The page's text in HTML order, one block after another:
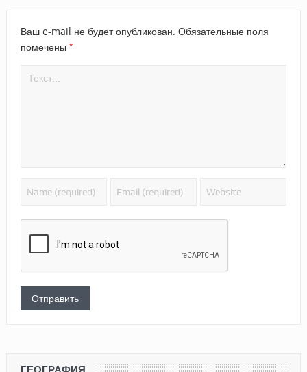
Ваш e-mail не будет опубликован. Обязательные поля
помечены *